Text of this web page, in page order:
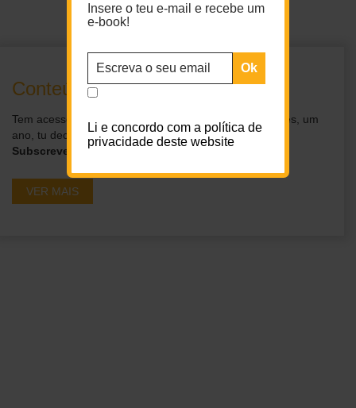
Conteúdos exclusivos para ti
Tem acesso a conteúdos exclusivos por um dia, um mês, um
ano, tu decides.
Subscreve os nossos planos
VER MAIS
Insere o teu e-mail e recebe um
e-book!
Li e concordo com a política de
privacidade deste website